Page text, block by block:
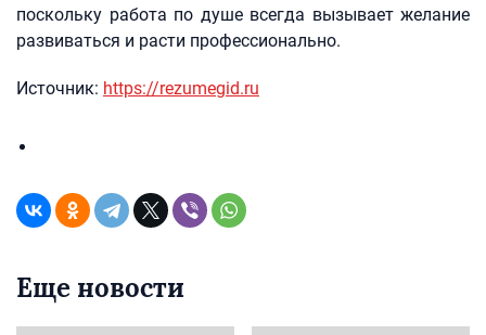
поскольку работа по душе всегда вызывает желание
развиваться и расти профессионально.
Источник: https://rezumegid.ru
Еще новости